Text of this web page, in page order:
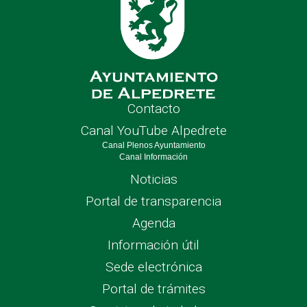
Contacto
Canal YouTube Alpedrete
Canal Plenos Ayuntamiento
Canal Información
Noticias
Portal de transparencia
Agenda
Información útil
Sede electrónica
Portal de trámites